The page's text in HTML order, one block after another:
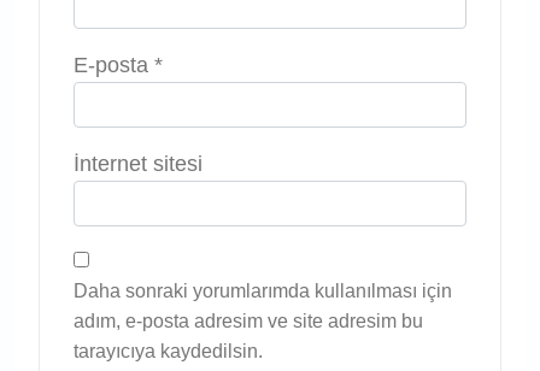
E-posta *
İnternet sitesi
Daha sonraki yorumlarımda kullanılması için
adım, e-posta adresim ve site adresim bu
tarayıcıya kaydedilsin.